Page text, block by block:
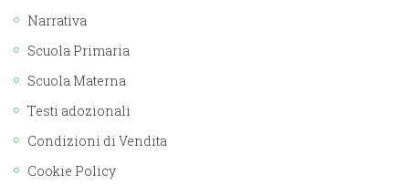
Narrativa
Scuola Primaria
Scuola Materna
Testi adozionali
Condizioni di Vendita
Cookie Policy